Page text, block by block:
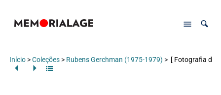
Início>Coleções> Rubens Gerchman (1975-1979) > [ Fotografia de